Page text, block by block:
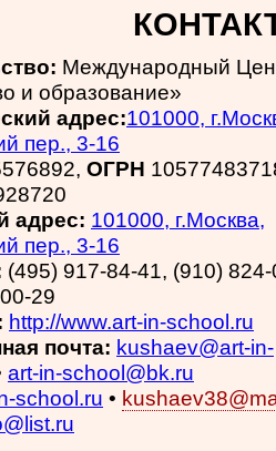
Международный
и образование»
адрес:101000,
пер., 3-16
ОГРН
адрес: 101000, г.Москва,
пер., 3-16
(495) 917-84-41, (910)
29
http://www.art-in-school.ru
почта: kushaev@art-in-
art-in-school@bk.ru
school.ru •